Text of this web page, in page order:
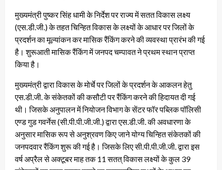
मुख्यमंत्री पुष्कर सिंह धामी के निर्देश पर राज्य में सतत विकास लक्ष्य
(एस.डी.जी.) के तहत चिन्हित विकास के लक्ष्यों के आधार पर जिलों के
प्रदर्शन का मूल्यांकन कर मासिक रैंकिंग करने की व्यवस्था प्रारंभ की गई
है। शुरूआती मासिक रैंकिंग में जनपद चम्पावत ने प्रथम स्थान प्राप्त
किया है।
मुख्यमंत्री द्वारा विकास के मोर्चे पर जिलों के प्रदर्शन के आकलन हेतु
एस.डी.जी. के संकेतकों की कसौटी पर रैंकिंग करने की हिदायत दी गई
थी। जिसके अनुपालन में नियोजन विभाग के सेंटर फॉर पब्लिक पॉलिसी
एण्ड गुड गवर्नेस (सी.पी.पी.जी.जी.) द्वारा एस.डी.जी. की अवधारणा के
अनुसार मासिक रूप से अनुश्रवण किए जाने योग्य चिन्हित संकेतकों की
जनपदवार रैंकिंग शुरू की गई है। जिसके लिए सी.पी.पी.जी.जी. द्वारा इस
वर्ष अप्रैल से अक्टूबर माह तक 11 सतत् विकास लक्ष्यों के कुल 39